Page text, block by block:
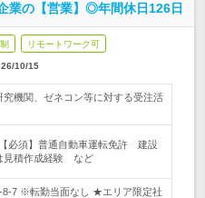
業の【営業】◎年間休日126日
リモートワーク可
10/15
機関、ゼネコン等に対する受注活
必須】普通自動車運転免許 建設
見積作成経験 など
8-7 ※転勤当面なし ★エリア限定社